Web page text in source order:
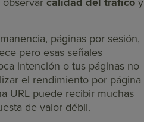
páginas por sesión,
pero esas señales
intención o tus páginas no
el rendimiento por página
URL puede recibir muchas
de valor débil.